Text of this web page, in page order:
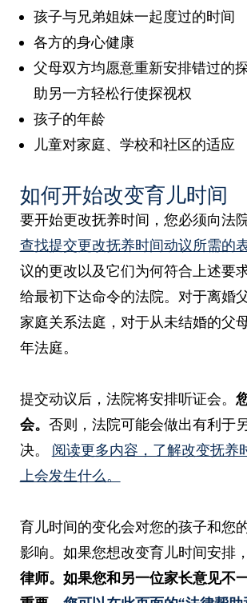
孩子与兄弟姐妹一起度过的时间
各方的身心健康
父母双方均愿意重新安排错过的
助另一方轻松行使探视权
孩子的年龄
儿童对家庭、学校和社区的适应
如何开始改变育儿时间
要开始更改抚养时间，您必须向法
查找提交更改抚养时间动议所需的表
议的更改以及它们为何符合上述要
给最初下达命令的法院。对于离婚
家庭关系法庭，对于从未结婚的父
年法庭。
提交动议后，法院将安排听证会。
会。 否则，法院可能会做出有利于
决。 阅读更多内容，了解改变抚养
上会发生什么。
育儿时间的变化会对您的孩子和您
影响。如果您想改变育儿时间安排，
律师。如果您和另一位家长意见不